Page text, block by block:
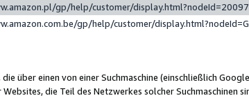
gp/help/customer/
gp/help/customer/
über einen von einer Suchmaschine (einschließlich
die Teil des Netzwerkes solcher Suchmaschinen